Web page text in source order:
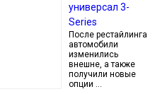
универсал 3-
Series
После рестайлинга
автомобили
изменились
внешне, а также
получили новые
опции …